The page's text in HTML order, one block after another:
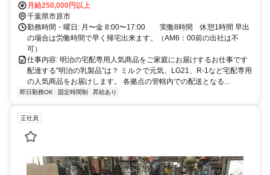
月給250,000円以上
千葉県市原市
勤務時間・曜日: 月〜金 8:00〜17:00 実働8時間 休憩1時間 早出
の場合は労働時間で早く帰宅出来ます。（AM6：00前の出社は不
可）
仕事内容: 明治の宅配専用人気商品をご家庭にお届けするお仕事です
配達する"明治の乳製品"は？ ミルクで元気、LG21、R-1など宅配専用
の人気商品をお届けします。 各拠点の管轄内での配送となる...
即日勤務OK 固定時間制 昇給あり
正社員